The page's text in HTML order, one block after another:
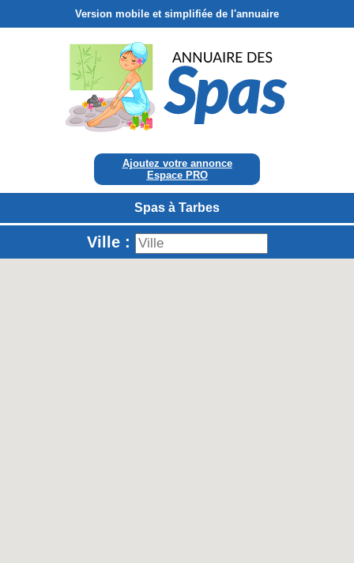
Version mobile et simplifiée de l'annuaire
Ajoutez votre annonce
Espace PRO
Spas à Tarbes
Ville :